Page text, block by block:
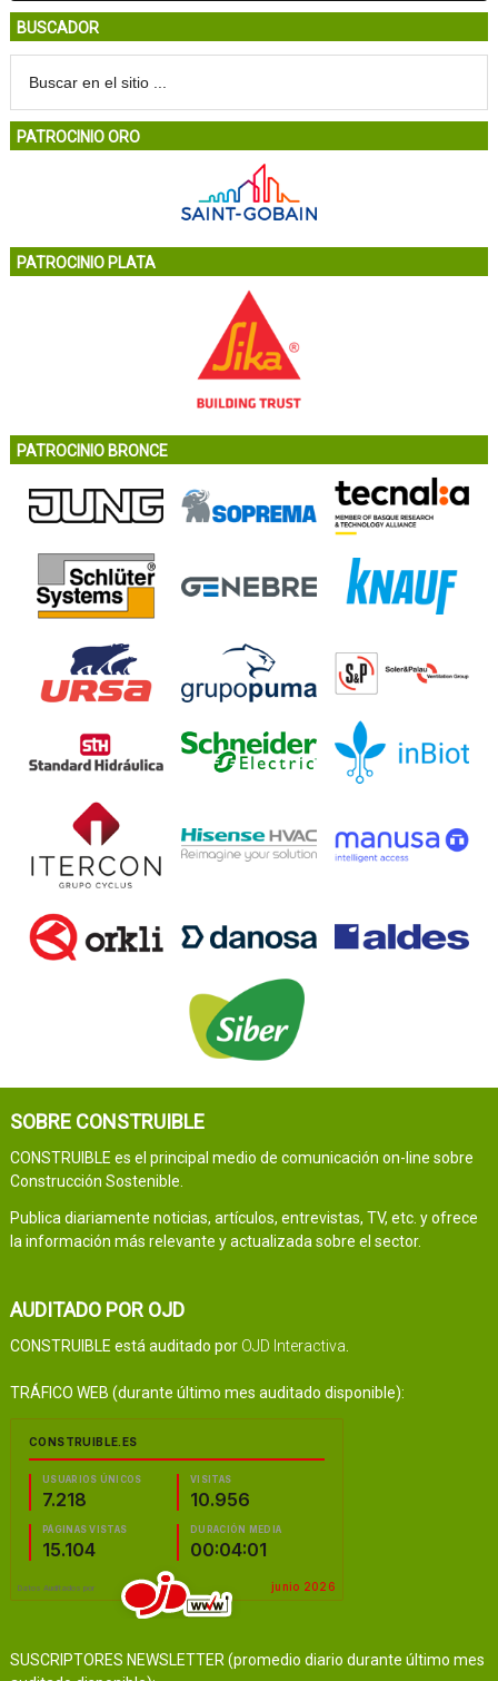
BUSCADOR
PATROCINIO ORO
PATROCINIO PLATA
PATROCINIO BRONCE
SOBRE CONSTRUIBLE
CONSTRUIBLE es el principal medio de comunicación on-line sobre
Construcción Sostenible.
Publica diariamente noticias, artículos, entrevistas, TV, etc. y ofrece
la información más relevante y actualizada sobre el sector.
AUDITADO POR OJD
CONSTRUIBLE está auditado por OJD Interactiva
TRÁFICO WEB (durante último mes auditado disponible):
SUSCRIPTORES NEWSLETTER (promedio diario durante último mes